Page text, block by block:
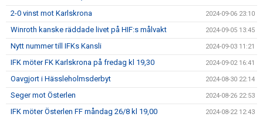
2-0 vinst mot Karlskrona 2024-09-06 23:10
Winroth kanske räddade livet på HIF:s målvakt 2024-09-05 13:45
Nytt nummer till IFKs Kansli 2024-09-03 11:21
IFK möter FK Karlskrona på fredag kl 19,30 2024-09-02 16:41
Oavgjort i Hässleholmsderbyt 2024-08-30 22:14
Seger mot Österlen 2024-08-26 22:53
IFK möter Österlen FF måndag 26/8 kl 19,00 2024-08-22 12:43